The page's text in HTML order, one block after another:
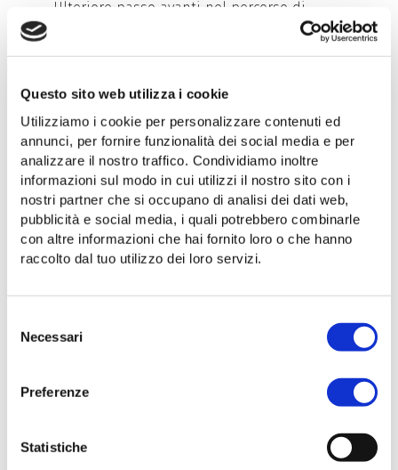
Questo sito web utilizza i cookie
Utilizziamo i cookie per personalizzare contenuti ed
annunci, per fornire funzionalità dei social media e per
analizzare il nostro traffico. Condividiamo inoltre
informazioni sul modo in cui utilizzi il nostro sito con i
nostri partner che si occupano di analisi dei dati web,
pubblicità e social media, i quali potrebbero combinarle
con altre informazioni che hai fornito loro o che hanno
raccolto dal tuo utilizzo dei loro servizi.
delNecessari
Preferenze
Statistiche
Ulteriore passo avanti nel percorso di
transizione energetica avviato da Trieste
1 2 chevron_right
Comunicati stampa (2025)
Tutti i comunicati stampa del 2025